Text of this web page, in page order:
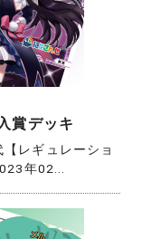
賞デッキ
レギュレーショ
年02...